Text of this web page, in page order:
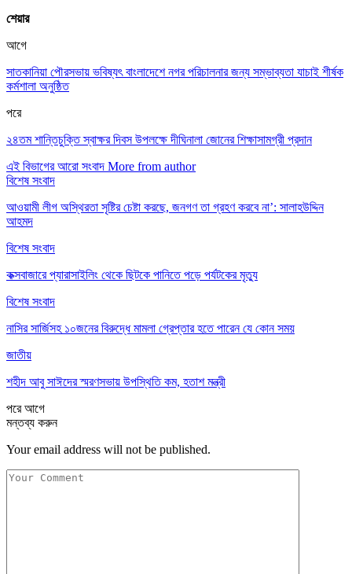
শেয়ার
আগে
সাতকানিয়া পৌরসভায় ভবিষ্যৎ বাংলাদেশে নগর পরিচালনার জন্য সম্ভাব্যতা যাচাই শীর্ষক
কর্মশালা অনুষ্ঠিত
পরে
২৪তম শান্তিচুক্তি স্বাক্ষর দিবস উপলক্ষে দীঘিনালা জোনের শিক্ষাসামগ্রী প্রদান
এই বিভাগের আরো সংবাদ More from author
বিশেষ সংবাদ
আওয়ামী লীগ অস্থিরতা সৃষ্টির চেষ্টা করছে, জনগণ তা গ্রহণ করবে না’: সালাহউদ্দিন
আহমদ
বিশেষ সংবাদ
কক্সবাজারে প্যারাসাইলিং থেকে ছিটকে পানিতে পড়ে পর্যটকের মৃত্যু
বিশেষ সংবাদ
নাসির সার্জিসহ ১০জনের বিরুদ্ধে মামলা গ্রেপ্তার হতে পারেন যে কোন সময়
জাতীয়
শহীদ আবু সাঈদের স্মরণসভায় উপস্থিতি কম, হতাশ মন্ত্রী
পরেআগে
মন্তব্য করুন
Your email address will not be published.